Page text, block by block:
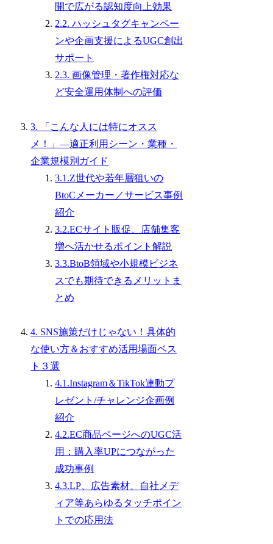
開で広がる認知度向上効果
2.2. ハッシュタグキャンペー
ンや企画支援によるUGC創出
サポート
2.3. 画像管理・著作権対応な
ど安全運用体制への評価
3. 「こんな人には特にオスス
メ！」—適正利用シーン・業種・
企業規模別ガイド
3.1.Z世代や若年層狙いの
BtoCメーカー／サービス事例
紹介
3.2.ECサイト販促、店舗集客
増へ活かせるポイント解説
3.3.BtoB領域や小規模ビジネ
スでも期待できるメリットま
とめ
4. SNS施策だけじゃない！具体的
な使い方＆おすすめ活用場面ベス
ト３選
4.1.Instagram＆TikTok連動プ
レゼント/チャレンジ企画例
紹介
4.2.EC商品ページへのUGC活
用：購入率UPにつながった
成功事例
4.3.LP、広告素材、自社メデ
ィア等あらゆるタッチポイン
トでの応用法